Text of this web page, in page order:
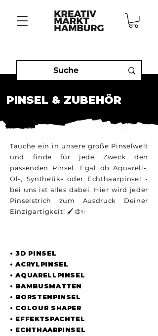
PINSEL & ZUBEHÖR
Tauche ein in unsere große Pinselwelt
und finde für jede Zweck den
passenden Pinsel. Egal ob Aquarell-,
Öl-, Synthetik- oder Echthaarpinsel -
bei uns ist alles dabei. Hier wird jeder
Pinselstrich zum Ausdruck Deiner
Einzigartigkeit! 🖌️🎨✨
• 3D PINSEL
• ACRYLPINSEL
• AQUARELLPINSEL
• BAMBUSMATTEN
• BORSTENPINSEL
• COLOUR SHAPER
• EFFEKTSPACHTEL
• ECHTHAARPINSEL